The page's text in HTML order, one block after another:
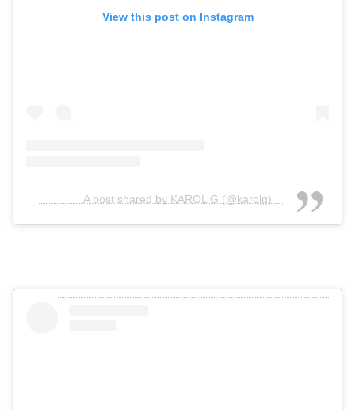
View this post on Instagram
A post shared by KAROL G (@karolg)